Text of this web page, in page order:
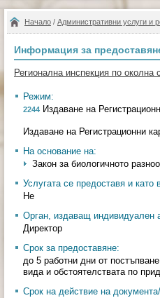
Начало / Административни услуги и
Информация за
Регионална инспекция по
Режим:
2244 Издаване на
Издаване на Регистрационни
На основание на:
Закон за биологичното
Услугата се предоставя и
Не
Орган, издаващ индивидуален
Директор
Срок за предоставяне:
до 5 работни дни от
вида и обстоятелствата по
Срок на действие на